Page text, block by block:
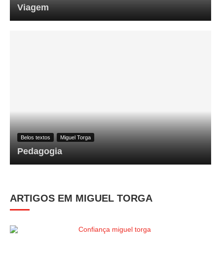
Viagem
Belos textos Miguel Torga
Pedagogia
ARTIGOS EM MIGUEL TORGA